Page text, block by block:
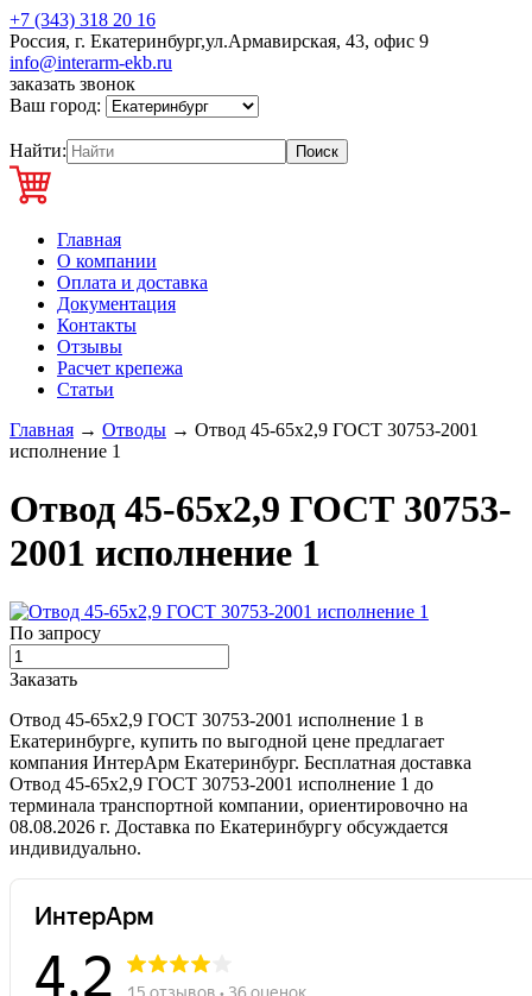
+7 (343) 318 20 16
Россия, г. Екатеринбург,ул.Армавирская, 43, офис 9
info@interarm-ekb.ru
заказать звонок
Ваш город:
Найти:
Главная
О компании
Оплата и доставка
Документация
Контакты
Отзывы
Расчет крепежа
Статьи
Главная → Отводы → Отвод 45-65х2,9 ГОСТ 30753-2001
исполнение 1
Отвод 45-65х2,9 ГОСТ 30753-
2001 исполнение 1
По запросу
Заказать
Отвод 45-65х2,9 ГОСТ 30753-2001 исполнение 1 в
Екатеринбурге, купить по выгодной цене предлагает
компания ИнтерАрм Екатеринбург. Бесплатная доставка
Отвод 45-65х2,9 ГОСТ 30753-2001 исполнение 1 до
терминала транспортной компании, ориентировочно на
08.08.2026 г. Доставка по Екатеринбургу обсуждается
индивидуально.